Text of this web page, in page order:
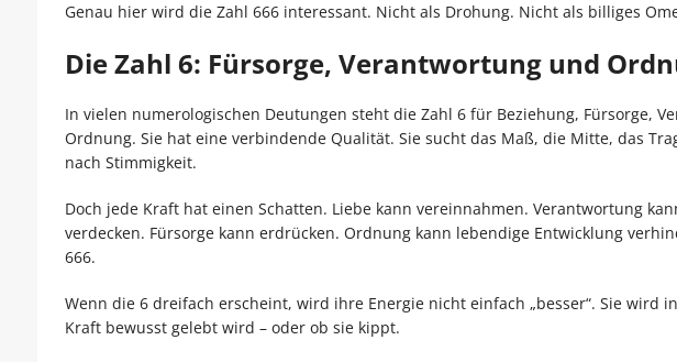
Genau hier wird die Zahl 666 interessant. Nicht als Drohung. Nicht als billiges
Die Zahl 6: Fürsorge, Verantwortung und
In vielen numerologischen Deutungen steht die Zahl 6 für Beziehung, Fürsorge,
Ordnung. Sie hat eine verbindende Qualität. Sie sucht das Maß, die Mitte, das
nach Stimmigkeit.
Doch jede Kraft hat einen Schatten. Liebe kann vereinnahmen. Verantwortung
verdecken. Fürsorge kann erdrücken. Ordnung kann lebendige Entwicklung
666.
Wenn die 6 dreifach erscheint, wird ihre Energie nicht einfach „besser“. Sie wird
Kraft bewusst gelebt wird – oder ob sie kippt.